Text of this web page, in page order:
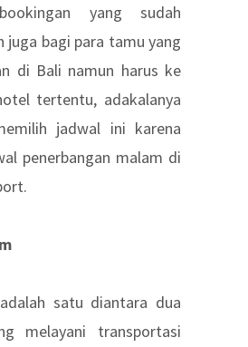
yang sudah
juga bagi para tamu yang
di Bali namun harus ke
tertentu, adakalanya
jadwal ini karena
penerbangan malam di
satu diantara dua
melayani transportasi